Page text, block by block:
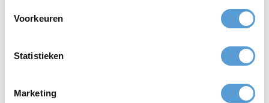
Voorkeuren
Statistieken
Marketing
Percussie workshop!
iets moois creëren? Boek dan nu onze